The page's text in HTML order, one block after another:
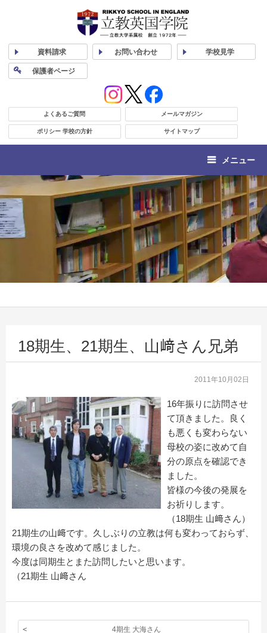
資料請求 お問い合わせ 学校見学
保護者ページ
よくあるご質問 メールマガジン
ポリシー 学校の方針 サイトマップ
メニュー
18期生、21期生、山﨑さん兄弟
2011年10月02日
16年振りに訪問させ
て頂きました。良く
も悪くも変わらない
母校の姿に改めて自
分の原点を確認でき
ました。
皆様の今後の発展を
お祈りします。
（18期生 山﨑さん）
21期生の山﨑です。久しぶりの立教は何も変わっておらず、
環境の良さを改めて感じました。
今度は同期生とまた訪問したいと思います。
（21期生 山﨑さん
4期生 大海さん